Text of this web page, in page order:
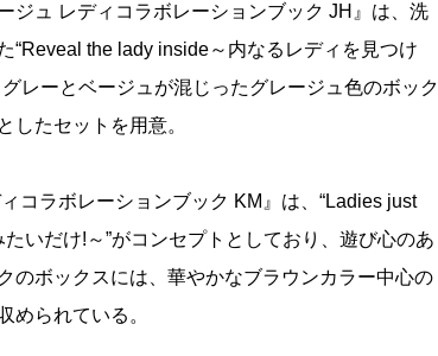
ュ レディコラボレーションブック JH』は、洗
“Reveal the lady inside～内なるレディを見つけ
レーとベージュが混じったグレージュ色のボック
したセットを用意。
コラボレーションブック KM』は、“Ladies just
いだけ!～”がコンセプトとしており、遊び心のあ
のボックスには、華やかなブラウンカラー中心の
められている。